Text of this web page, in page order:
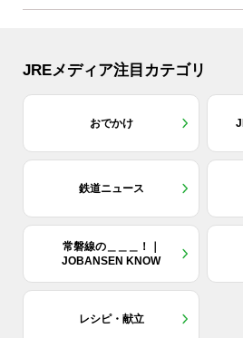
JREメディア注目カテゴリ
おでかけ
鉄道ニュース
常磐線の＿＿＿！｜
JOBANSEN KNOW
レシピ・献立